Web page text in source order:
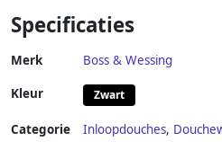
Specificaties
Merk Boss & Wessing
Kleur Zwart
Categorie Inloopdouches,